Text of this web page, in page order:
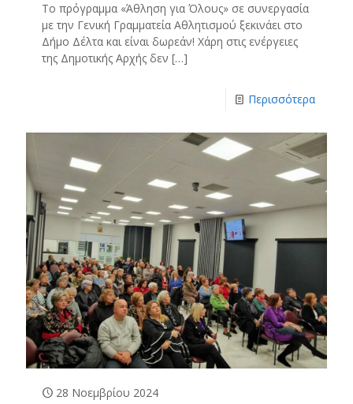
Το πρόγραμμα «Άθληση για Όλους» σε συνεργασία
με την Γενική Γραμματεία Αθλητισμού ξεκινάει στο
Δήμο Δέλτα και είναι δωρεάν! Χάρη στις ενέργειες
της Δημοτικής Αρχής δεν […]
Περισσότερα
28 Νοεμβρίου 2024